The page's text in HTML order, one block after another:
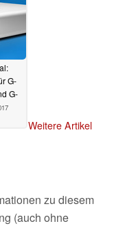
G-
G-
Weitere Artikel
zu diesem
(auch ohne